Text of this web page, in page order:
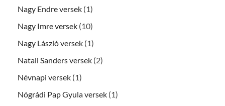
Nagy Endre versek (1)
Nagy Imre versek (10)
Nagy László versek (1)
Natali Sanders versek (2)
Névnapi versek (1)
Nógrádi Pap Gyula versek (1)